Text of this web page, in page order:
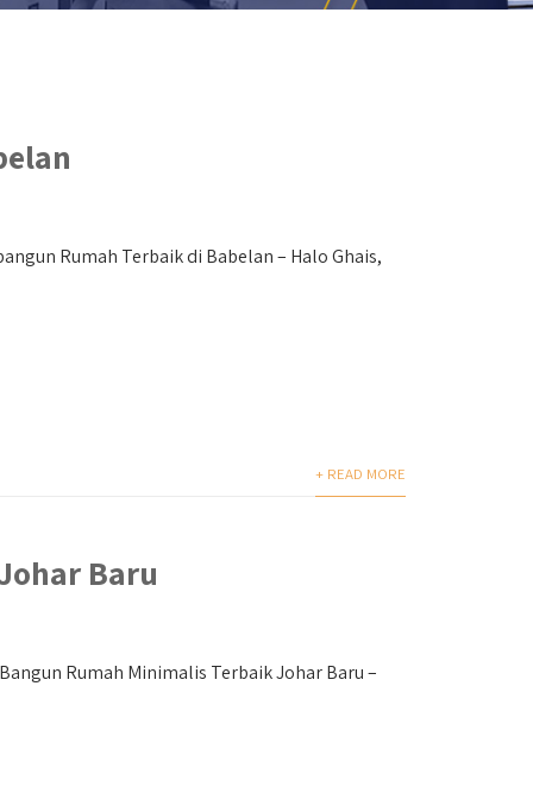
Rumah Terbaik di Babelan – Halo Ghais,
+ READ MORE
Baru
Rumah Minimalis Terbaik Johar Baru –